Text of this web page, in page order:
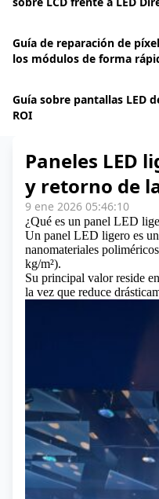
Guía de reparación de
los módulos de forma
Guía sobre pantallas LED
ROI
Paneles LED
y retorno de
9 ene 2026 05:46:10
¿Qué es un panel LED
Un panel LED ligero es
nanomateriales
kg/m²).
Su principal valor reside
la vez que reduce